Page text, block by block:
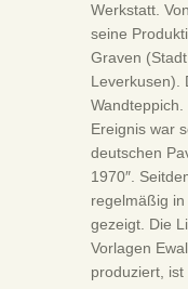
Werkstatt.
seine
Graven
Leverkusen).
Ereignis war
deutschen
1970″.
regelmäßig
gezeigt. Die
Vorlagen
produziert,